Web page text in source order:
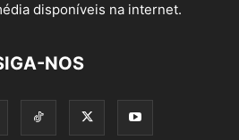
disponíveis na internet.
NOS